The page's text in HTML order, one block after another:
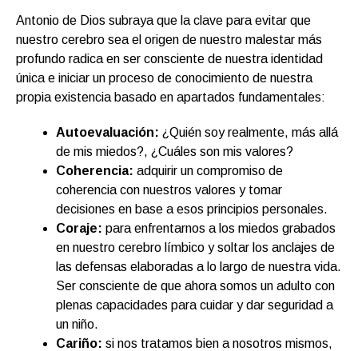
Antonio de Dios subraya que la clave para evitar que
nuestro cerebro sea el origen de nuestro malestar más
profundo radica en ser consciente de nuestra identidad
única e iniciar un proceso de conocimiento de nuestra
propia existencia basado en apartados fundamentales:
Autoevaluación: ¿Quién soy realmente, más allá
de mis miedos?, ¿Cuáles son mis valores?
Coherencia: adquirir un compromiso de
coherencia con nuestros valores y tomar
decisiones en base a esos principios personales.
Coraje: para enfrentarnos a los miedos grabados
en nuestro cerebro límbico y soltar los anclajes de
las defensas elaboradas a lo largo de nuestra vida.
Ser consciente de que ahora somos un adulto con
plenas capacidades para cuidar y dar seguridad a
un niño.
Cariño: si nos tratamos bien a nosotros mismos,